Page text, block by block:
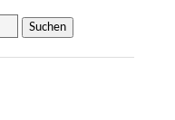
Suchen